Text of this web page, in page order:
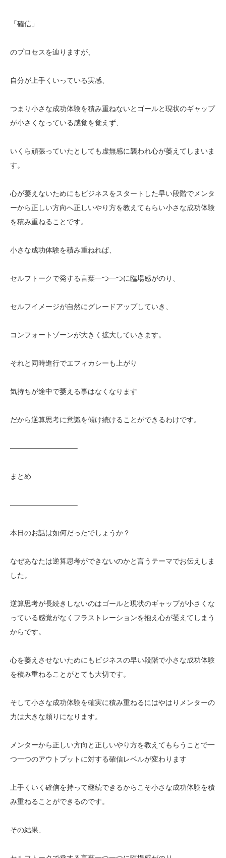
「確信」
のプロセスを辿りますが、
自分が上手くいっている実感、
つまり小さな成功体験を積み重ねないとゴールと現状のギャップ
が小さくなっている感覚を覚えず、
いくら頑張っていたとしても虚無感に襲われ心が萎えてしまいま
す。
心が萎えないためにもビジネスをスタートした早い段階でメンタ
ーから正しい方向へ正しいやり方を教えてもらい小さな成功体験
を積み重ねることです。
小さな成功体験を積み重ねれば、
セルフトークで発する言葉一つ一つに臨場感がのり、
セルフイメージが自然にグレードアップしていき、
コンフォートゾーンが大きく拡大していきます。
それと同時進行でエフィカシーも上がり
気持ちが途中で萎える事はなくなります
だから逆算思考に意識を傾け続けることができるわけです。
—————————–
まとめ
—————————–
本日のお話は如何だったでしょうか？
なぜあなたは逆算思考ができないのかと言うテーマでお伝えしま
した。
逆算思考が長続きしないのはゴールと現状のギャップが小さくな
っている感覚がなくフラストレーションを抱え心が萎えてしまう
からです。
心を萎えさせないためにもビジネスの早い段階で小さな成功体験
を積み重ねることがとても大切です。
そして小さな成功体験を確実に積み重ねるにはやはりメンターの
力は大きな頼りになります。
メンターから正しい方向と正しいやり方を教えてもらうことで一
つ一つのアウトプットに対する確信レベルが変わります
上手くいく確信を持って継続できるからこそ小さな成功体験を積
み重ねることができるのです。
その結果、